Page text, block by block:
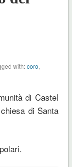
with:coro,
di Castel
di Santa